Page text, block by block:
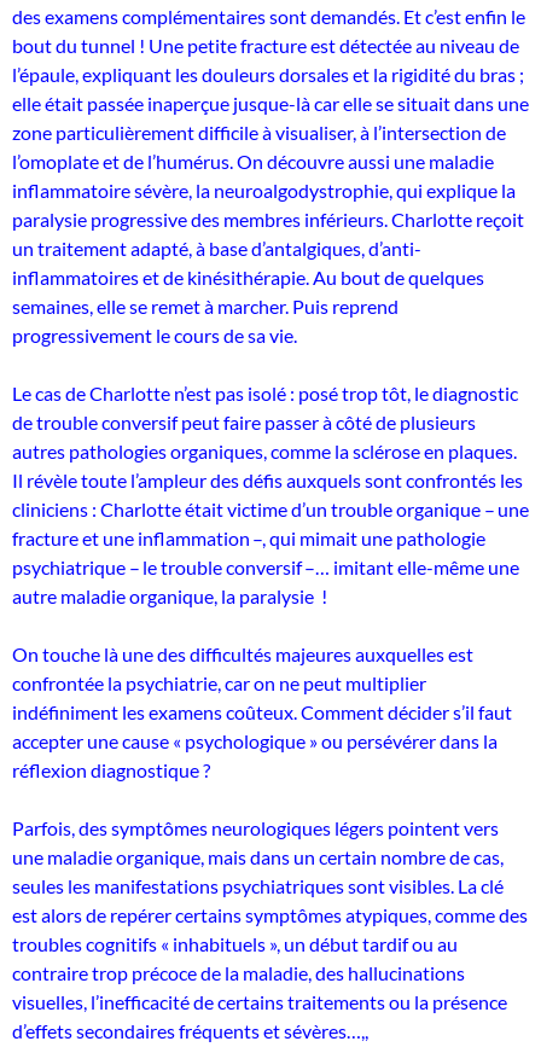
des examens complémentaires sont demandés. Et c’est enfin le
bout du tunnel ! Une petite fracture est détectée au niveau de
l’épaule, expliquant les douleurs dorsales et la rigidité du bras ;
elle était passée inaperçue jusque-là car elle se situait dans une
zone particulièrement difficile à visualiser, à l’intersection de
l’omoplate et de l’humérus. On découvre aussi une maladie
inflammatoire sévère, la neuroalgodystrophie, qui explique la
paralysie progressive des membres inférieurs. Charlotte reçoit
un traitement adapté, à base d’antalgiques, d’anti-
inflammatoires et de kinésithérapie. Au bout de quelques
semaines, elle se remet à marcher. Puis reprend
progressivement le cours de sa vie.
Le cas de Charlotte n’est pas isolé : posé trop tôt, le diagnostic
de trouble conversif peut faire passer à côté de plusieurs
autres pathologies organiques, comme la sclérose en plaques.
Il révèle toute l’ampleur des défis auxquels sont confrontés les
cliniciens : Charlotte était victime d’un trouble organique – une
fracture et une inflammation –, qui mimait une pathologie
psychiatrique – le trouble conversif –… imitant elle-même une
autre maladie organique, la paralysie !
On touche là une des difficultés majeures auxquelles est
confrontée la psychiatrie, car on ne peut multiplier
indéfiniment les examens coûteux. Comment décider s’il faut
accepter une cause « psychologique » ou persévérer dans la
réflexion diagnostique ?
Parfois, des symptômes neurologiques légers pointent vers
une maladie organique, mais dans un certain nombre de cas,
seules les manifestations psychiatriques sont visibles. La clé
est alors de repérer certains symptômes atypiques, comme des
troubles cognitifs « inhabituels », un début tardif ou au
contraire trop précoce de la maladie, des hallucinations
visuelles, l’inefficacité de certains traitements ou la présence
d’effets secondaires fréquents et sévères…,,